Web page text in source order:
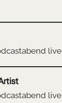
live
live